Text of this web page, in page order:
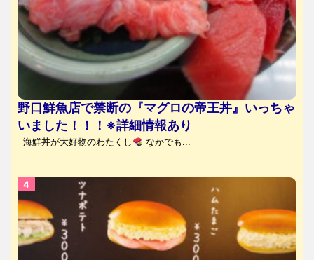
野口鮮魚店で禁断の『マグロの帝王丼』いっちゃ
いました！！！※詳細情報あり
海鮮丼が大好物のわたくし なかでも...